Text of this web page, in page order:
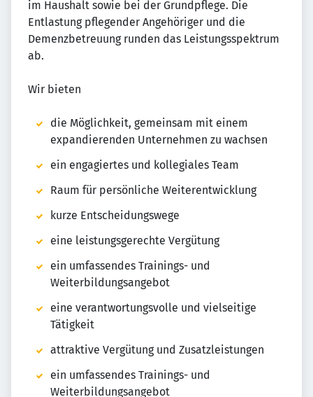
im Haushalt sowie bei der Grundpflege. Die
Entlastung pflegender Angehöriger und die
Demenzbetreuung runden das Leistungsspektrum
ab.
Wir bieten
die Möglichkeit, gemeinsam mit einem
expandierenden Unternehmen zu wachsen
ein engagiertes und kollegiales Team
Raum für persönliche Weiterentwicklung
kurze Entscheidungswege
eine leistungsgerechte Vergütung
ein umfassendes Trainings- und
Weiterbildungsangebot
eine verantwortungsvolle und vielseitige
Tätigkeit
attraktive Vergütung und Zusatzleistungen
ein umfassendes Trainings- und
Weiterbildungsangebot